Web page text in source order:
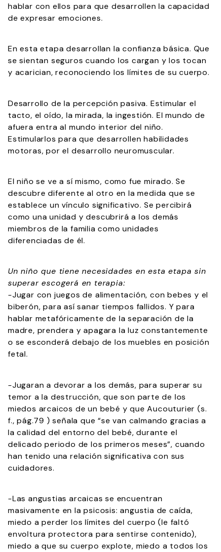
hablar con ellos para que desarrollen la capacidad
de expresar emociones.
En esta etapa desarrollan la confianza básica. Que
se sientan seguros cuando los cargan y los tocan
y acarician, reconociendo los límites de su cuerpo.
Desarrollo de la percepción pasiva. Estimular el
tacto, el oído, la mirada, la ingestión. El mundo de
afuera entra al mundo interior del niño.
Estimularlos para que desarrollen habilidades
motoras, por el desarrollo neuromuscular.
El niño se ve a sí mismo, como fue mirado. Se
descubre diferente al otro en la medida que se
establece un vínculo significativo. Se percibirá
como una unidad y descubrirá a los demás
miembros de la familia como unidades
diferenciadas de él.
Un niño que tiene necesidades en esta etapa sin
superar escogerá en terapia:
-Jugar con juegos de alimentación, con bebes y el
biberón, para así sanar tiempos fallidos. Y para
hablar metafóricamente de la separación de la
madre, prendera y apagara la luz constantemente
o se esconderá debajo de los muebles en posición
fetal.
-Jugaran a devorar a los demás, para superar su
temor a la destrucción, que son parte de los
miedos arcaicos de un bebé y que Aucouturier (s.
f., pág.79 ) señala que “se van calmando gracias a
la calidad del entorno del bebé, durante el
delicado periodo de los primeros meses”, cuando
han tenido una relación significativa con sus
cuidadores.
-Las angustias arcaicas se encuentran
masivamente en la psicosis: angustia de caída,
miedo a perder los límites del cuerpo (le faltó
envoltura protectora para sentirse contenido),
miedo a que su cuerpo explote, miedo a todos los